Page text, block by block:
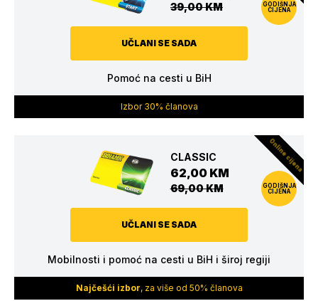
GODIŠNJA
CIJENA
39,00 KM
UČLANI SE SADA
Pomoć na cesti u BiH
Izbor 30% članova
Online cijena
GODIŠNJA
CIJENA
CLASSIC
62,00 KM
69,00 KM
UČLANI SE SADA
Mobilnosti i pomoć na cesti u BiH i široj regiji
Najčešći izbor, za više od 50% članova